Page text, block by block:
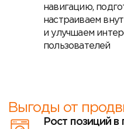
навигацию,
настраиваем
и улучшаем
пользователей
Выгоды от
Рост позиций в